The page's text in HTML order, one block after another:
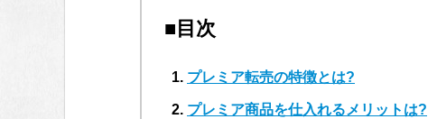
■目次
プレミア転売の特徴とは?
プレミア商品を仕入れるメリットは?